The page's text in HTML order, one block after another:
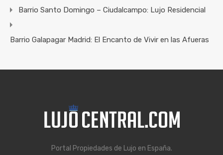
Barrio Santo Domingo – Ciudalcampo: Lujo Residencial
Barrio Galapagar Madrid: El Encanto de Vivir en las Afueras
Portal Propiedades de Lujo en España.